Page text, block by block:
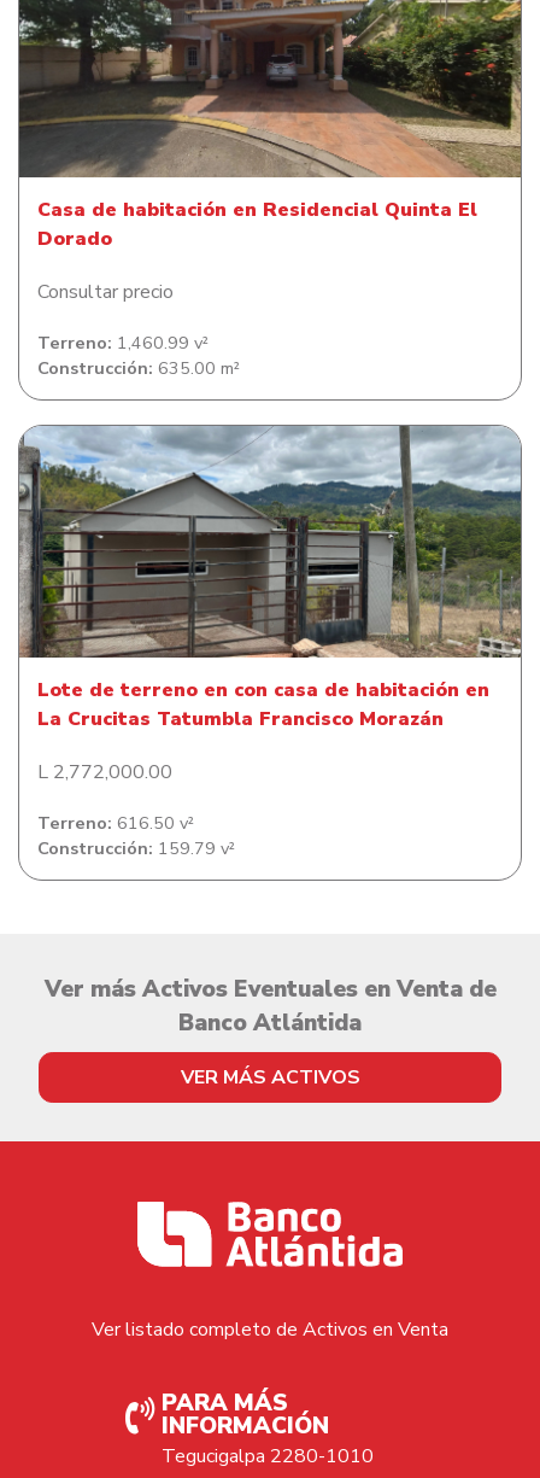
Casa de habitación en Residencial Quinta El Dorado
Casa de habitación en Residencial Quinta El
Dorado
Consultar precio
Terreno: 1,460.99 v²
Construcción: 635.00 m²
Lote de terreno en con casa de habitación en La Crucitas
Tatumbla Francisco Morazán
Lote de terreno en con casa de habitación en
La Crucitas Tatumbla Francisco Morazán
L 2,772,000.00
Terreno: 616.50 v²
Construcción: 159.79 v²
Ver más Activos Eventuales en Venta de
Banco Atlántida
VER MÁS ACTIVOS
Ver listado completo de Activos en Venta
PARA MÁS
INFORMACIÓN
Tegucigalpa 2280-1010